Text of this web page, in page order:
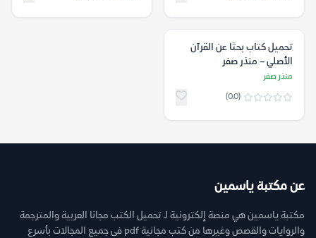
تحميل كتاب بحثا عن القرآن
الأصلي – منذر صفر
منذر صفر
(0.0)
عن مكتبة ياسمين
مكتبة ياسمين هي منصة إلكترونية لـ تحميل الكتب مجانا العربية والمترجمة
والروايات والقصص وغيرها من كتب مجانية pdf فى جميع المجالات بأسرع